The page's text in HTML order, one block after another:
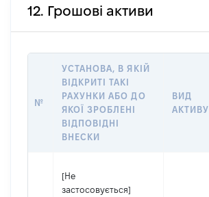
12. Грошові активи
№
УСТАНОВА, В ЯКІЙ
ВІДКРИТІ ТАКІ
РАХУНКИ АБО ДО
ЯКОЇ ЗРОБЛЕНІ
ВІДПОВІДНІ
ВНЕСКИ
ВИД
АКТИВУ
[Не
застосовується]